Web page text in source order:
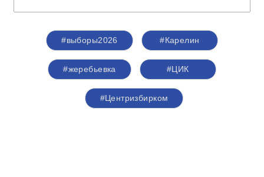
#выборы2026 #Карелин
#жеребьевка #ЦИК
#Центризбирком